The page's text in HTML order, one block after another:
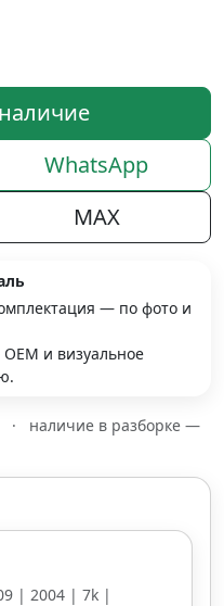
WhatsApp
MAX
— по фото и
и визуальное
·
наличие в разборке —
| 2004 | 7k |